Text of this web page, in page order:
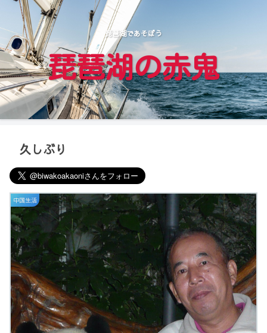
琵琶湖であそぼう
琵琶湖の赤鬼
久しぶり
中国生活